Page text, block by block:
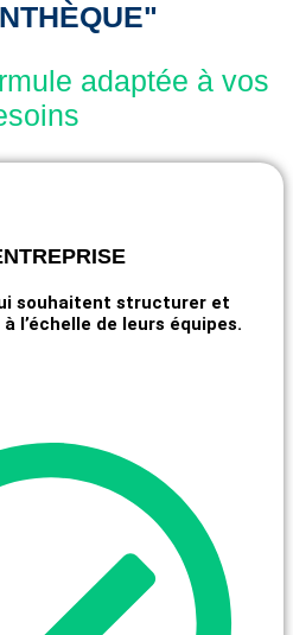
adaptée à vos
souhaitent structurer et
l’échelle de leurs équipes.